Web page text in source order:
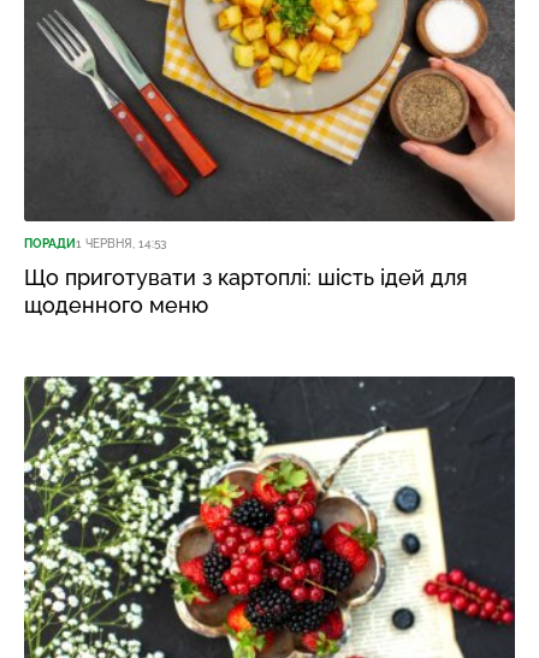
ПОРАДИ1 ЧЕРВНЯ, 14:53
Що приготувати з картоплі: шість ідей для
щоденного меню